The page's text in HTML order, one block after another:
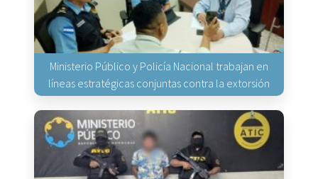
Ministerio Público y Policía Nacional trabajan en
líneas estratégicas conjuntas contra la extorsión